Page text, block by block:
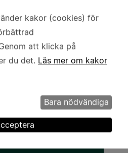
Sandström
universitet
universitet
kakor (cookies) för
att klicka på
du det. Läs mer om kakor
Bara nödvändiga